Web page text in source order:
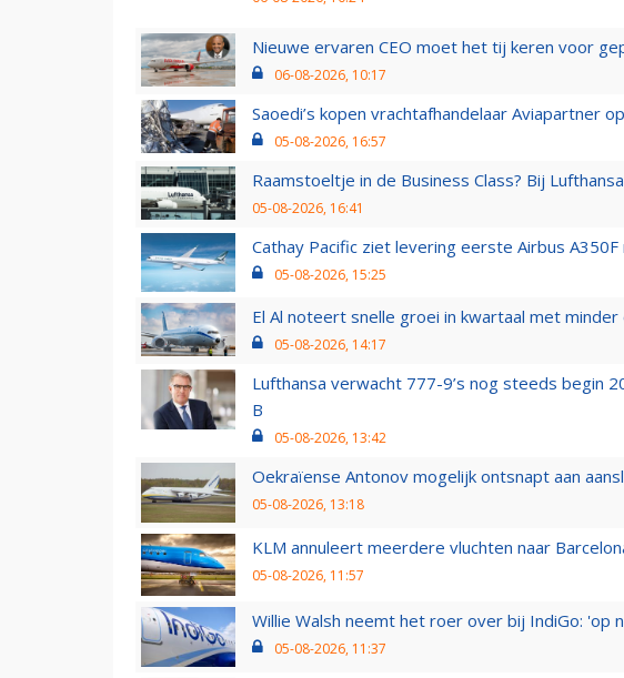
Nieuwe ervaren CEO moet het tij keren voor
06-08-2026, 10:17
Saoedi’s kopen vrachtafhandelaar Aviapartner
05-08-2026, 16:57
Raamstoeltje in de Business Class? Bij
05-08-2026, 16:41
Cathay Pacific ziet levering eerste Airbus
05-08-2026, 15:25
El Al noteert snelle groei in kwartaal met
05-08-2026, 14:17
Lufthansa verwacht 777-9’s nog steeds begin
B
05-08-2026, 13:42
Oekraïense Antonov mogelijk ontsnapt aan
05-08-2026, 13:18
KLM annuleert meerdere vluchten naar
05-08-2026, 11:57
Willie Walsh neemt het roer over bij IndiGo: 'op
05-08-2026, 11:37